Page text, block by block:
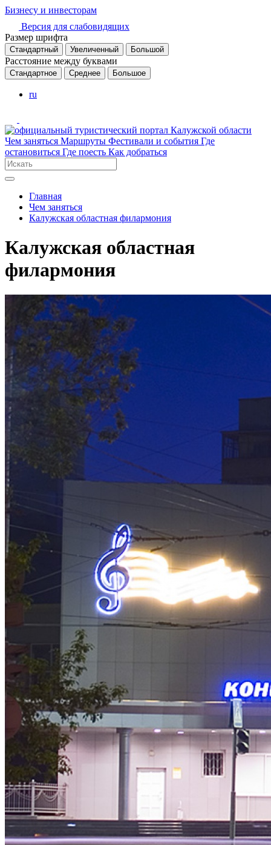
Бизнесу и инвесторам
Версия для слабовидящих
Размер шрифта
Стандартный Увеличенный Большой
Расстояние между буквами
Стандартное Среднее Большое
ru
Чем заняться Маршруты Фестивали и события Где
остановиться Где поесть Как добраться
Главная
Чем заняться
Калужская областная филармония
Калужская областная
филармония